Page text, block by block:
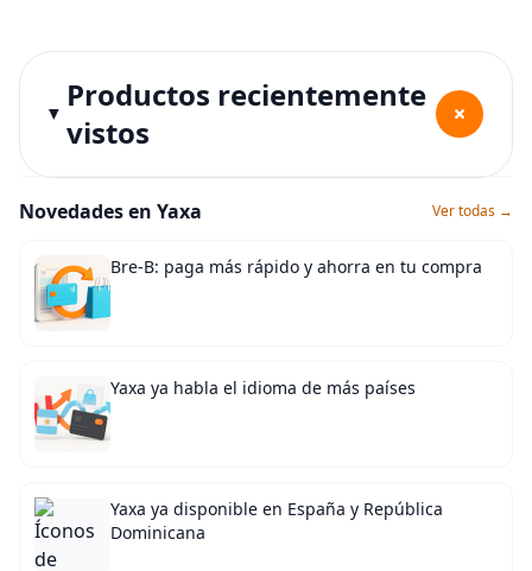
Productos recientemente
vistos
+
Novedades en Yaxa Ver todas →
Bre-B: paga más rápido y ahorra en tu compra
Yaxa ya habla el idioma de más países
Yaxa ya disponible en España y República
Dominicana